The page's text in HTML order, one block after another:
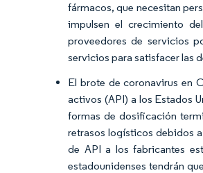
fármacos, que necesitan
impulsen el crecimiento
proveedores de servicios
servicios para satisfacer las
El brote de coronavirus en
activos (API) a los Estados
formas de dosificación
retrasos logísticos debidos
de API a los fabricantes
estadounidenses tendrán